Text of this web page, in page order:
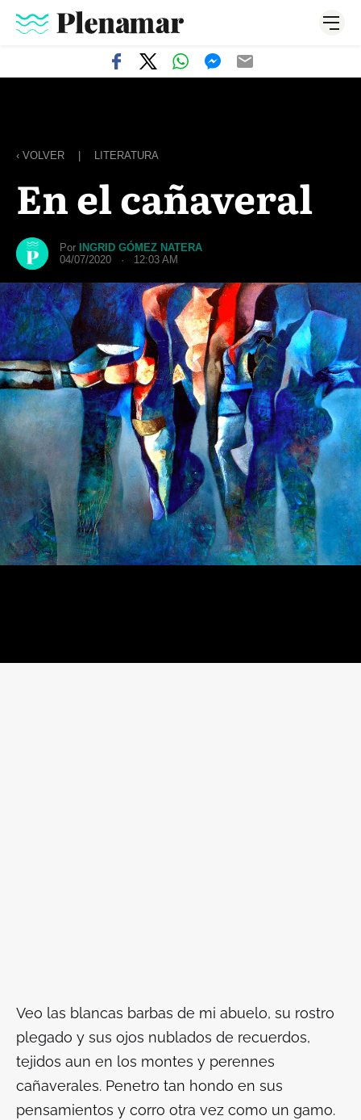
‹ VOLVER LITERATURA
En el cañaveral
Por
INGRID GÓMEZ NATERA
04/07/2020 · 12:03 AM
Veo las blancas barbas de mi abuelo, su rostro
plegado y sus ojos nublados de recuerdos,
tejidos aun en los montes y perennes
cañaverales. Penetro tan hondo en sus
pensamientos y corro otra vez como un gamo.